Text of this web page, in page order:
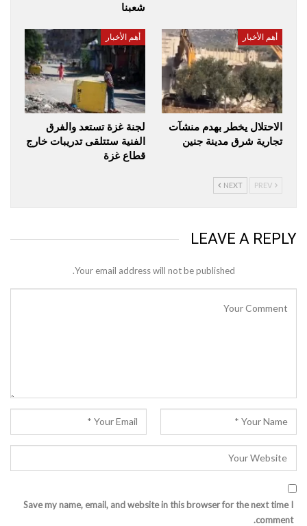
شعبنا
أهم الأخبار
الاحتلال يخطر بهدم منشآت
تجارية شرق مدينة جنين
أهم الأخبار
لجنة غزة تستعد والفرق
الفنية ستتلقى تدريبات خارج
قطاع غزة
NEXT
LEAVE A REPLY
Your email address will not be published.
Save my name, email, and website in this browser for the next time I
comment.